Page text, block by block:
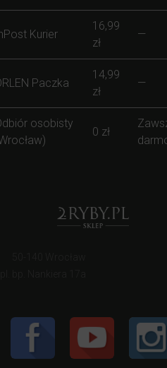
Kurier
16,99
zł
—
Paczka
14,99
zł
—
osobisty
0 zł